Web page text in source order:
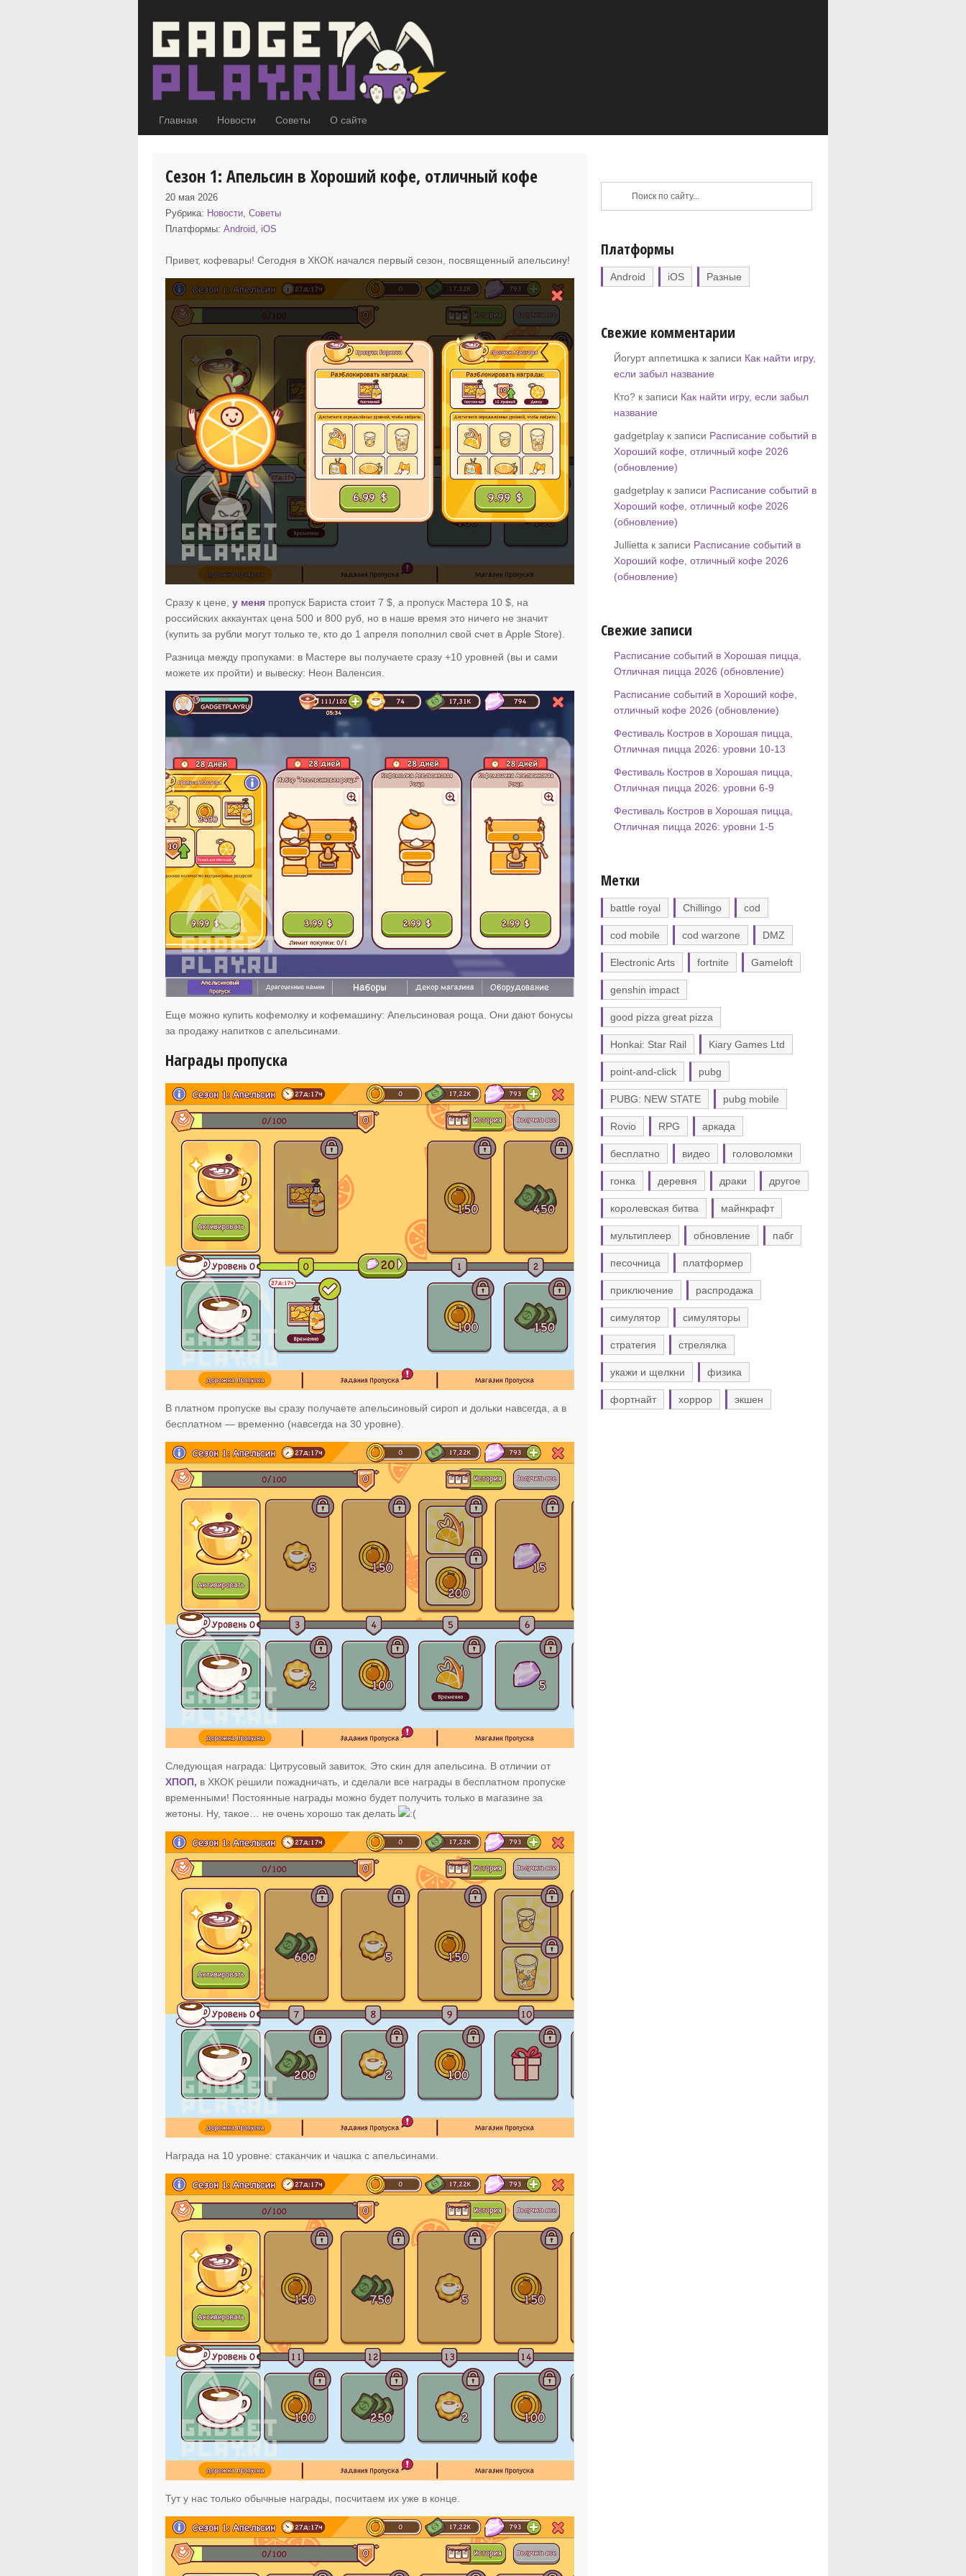
Главная Новости Советы О сайте
Сезон 1: Апельсин в Хороший кофе, отличный кофе
20 мая 2026
Рубрика: Новости,Советы
Платформы:Android, iOS
Привет, кофевары! Сегодня в ХКОК начался первый сезон, посвященный апельсину!
Сразу к цене,у меня пропуск Бариста стоит 7 $, а пропуск Мастера 10 $, на
российских аккаунтах цена 500 и 800 руб, но в наше время это ничего не значит
(купить за рубли могут только те, кто до 1 апреля пополнил свой счет в Apple Store).
Разница между пропуками: в Мастере вы получаете сразу +10 уровней (вы и сами
можете их пройти) и вывеску: Неон Валенсия.
Еще можно купить кофемолку и кофемашину: Апельсиновая роща. Они дают бонусы
за продажу напитков с апельсинами.
Награды пропуска
В платном пропуске вы сразу получаете апельсиновый сироп и дольки навсегда, а в
бесплатном — временно (навсегда на 30 уровне).
Следующая награда: Цитрусовый завиток. Это скин для апельсина. В отличии от
ХПОП, в ХКОК решили пожадничать, и сделали все награды в бесплатном пропуске
временными! Постоянные награды можно будет получить только в магазине за
жетоны. Ну, такое… не очень хорошо так делать
Награда на 10 уровне: стаканчик и чашка с апельсинами.
Тут у нас только обычные награды, посчитаем их уже в конце.
Платформы
Android iOS Разные
Свежие комментарии
Йогурт аппетишка к записи Как найти игру,
если забыл название
Кто? к записи Как найти игру, если забыл
название
gadgetplay к записи Расписание событий в
Хороший кофе, отличный кофе 2026
(обновление)
gadgetplay к записи Расписание событий в
Хороший кофе, отличный кофе 2026
(обновление)
Jullietta к записи Расписание событий в
Хороший кофе, отличный кофе 2026
(обновление)
Свежие записи
Расписание событий в Хорошая пицца,
Отличная пицца 2026 (обновление)
Расписание событий в Хороший кофе,
отличный кофе 2026 (обновление)
Фестиваль Костров в Хорошая пицца,
Отличная пицца 2026: уровни 10-13
Фестиваль Костров в Хорошая пицца,
Отличная пицца 2026: уровни 6-9
Фестиваль Костров в Хорошая пицца,
Отличная пицца 2026: уровни 1-5
Метки
battle royal Chillingo cod
cod mobile cod warzone DMZ
Electronic Arts fortnite Gameloft
genshin impact
good pizza great pizza
Honkai: Star Rail Kiary Games Ltd
point-and-click pubg
PUBG: NEW STATE pubg mobile
Rovio RPG аркада
бесплатно видео головоломки
гонка деревня драки другое
королевская битва майнкрафт
мультиплеер обновление пабг
песочница платформер
приключение распродажа
симулятор симуляторы
стратегия стрелялка
укажи и щелкни физика
фортнайт хоррор экшен